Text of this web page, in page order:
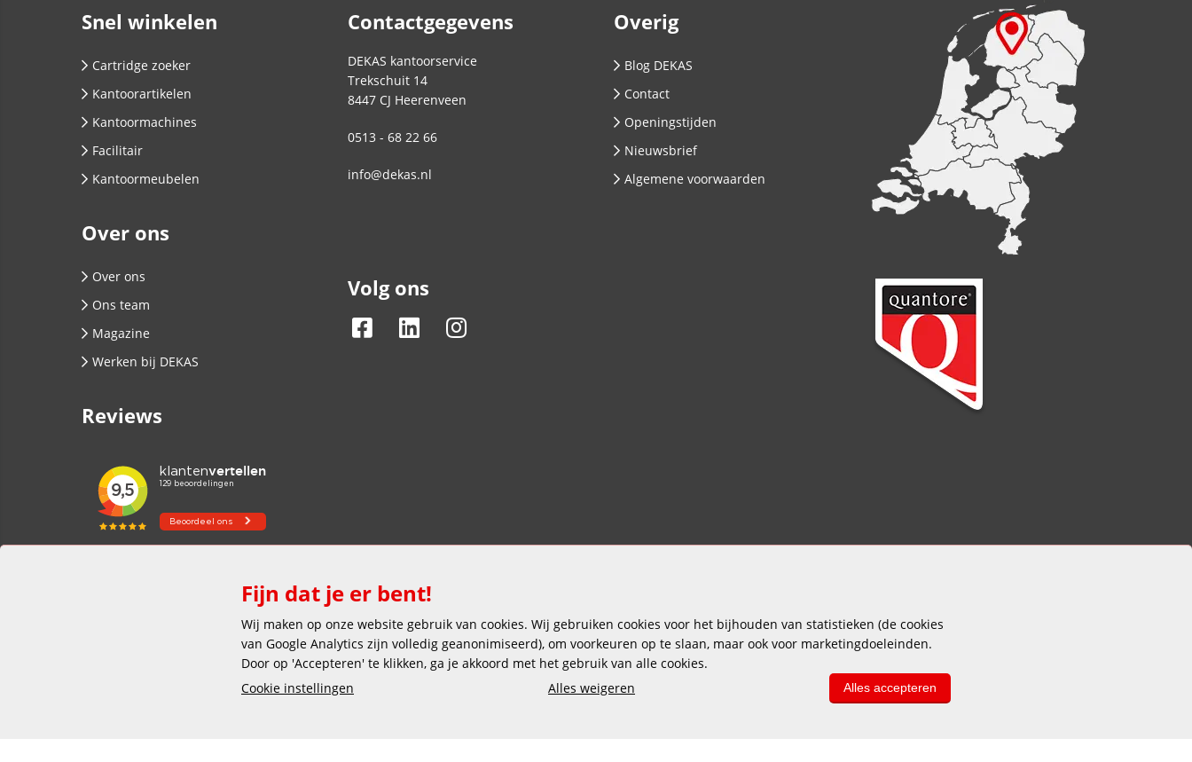
Snel winkelen
Cartridge zoeker
Kantoorartikelen
Kantoormachines
Facilitair
Kantoormeubelen
Over ons
Over ons
Ons team
Magazine
Werken bij DEKAS
Reviews
Contactgegevens
DEKAS kantoorservice
Trekschuit 14
8447 CJ Heerenveen
0513 - 68 22 66
info@dekas.nl
Volg ons
Overig
Blog DEKAS
Contact
Openingstijden
Nieuwsbrief
Algemene voorwaarden
Veilig en gemakkelijk betalen
Fijn dat je er bent!
Wij maken op onze website gebruik van cookies. Wij gebruiken cookies voor het bijhouden van statistieken (de cookies
van Google Analytics zijn volledig geanonimiseerd), om voorkeuren op te slaan, maar ook voor marketingdoeleinden.
Door op 'Accepteren' te klikken, ga je akkoord met het gebruik van alle cookies.
Cookie instellingen
Alles weigeren Alles accepteren